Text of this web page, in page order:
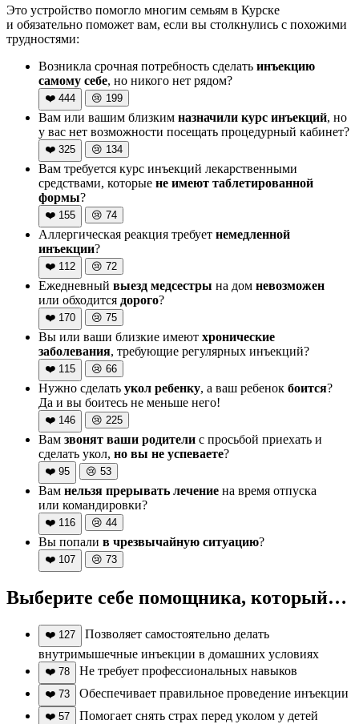
Это устройство помогло многим семьям в Курске
и обязательно поможет вам, если вы столкнулись с похожими
трудностями:
Возникла срочная потребность сделать инъекцию
самому себе, но никого нет рядом?
❤️ 444 😢 199
Вам или вашим близким назначили курс инъекций, но
у вас нет возможности посещать процедурный кабинет?
❤️ 325 😢 134
Вам требуется курс инъекций лекарственными
средствами, которые не имеют таблетированной
формы?
❤️ 155 😢 74
Аллергическая реакция требует немедленной
инъекции?
❤️ 112 😢 72
Ежедневный выезд медсестры на дом невозможен
или обходится дорого?
❤️ 170 😢 75
Вы или ваши близкие имеют хронические
заболевания, требующие регулярных инъекций?
❤️ 115 😢 66
Нужно сделать укол ребенку, а ваш ребенок боится?
Да и вы боитесь не меньше него!
❤️ 146 😢 225
Вам звонят ваши родители с просьбой приехать и
сделать укол, но вы не успеваете?
❤️ 95 😢 53
Вам нельзя прерывать лечение на время отпуска
или командировки?
❤️ 116 😢 44
Вы попали в чрезвычайную ситуацию?
❤️ 107 😢 73
Выберите себе помощника, который…
❤️ 127
Позволяет самостоятельно делать
внутримышечные инъекции в домашних условиях
❤️ 78 Не требует профессиональных навыков
❤️ 73 Обеспечивает правильное проведение инъекции
❤️ 57 Помогает снять страх перед уколом у детей